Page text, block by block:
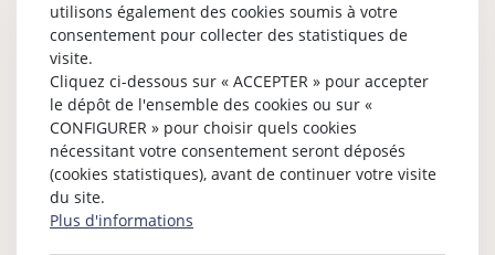
utilisons également des cookies soumis à votre
consentement pour collecter des statistiques de
visite.
Cliquez ci-dessous sur « ACCEPTER » pour accepter
le dépôt de l'ensemble des cookies ou sur «
CONFIGURER » pour choisir quels cookies
nécessitant votre consentement seront déposés
(cookies statistiques), avant de continuer votre visite
du site.
Plus d'informations